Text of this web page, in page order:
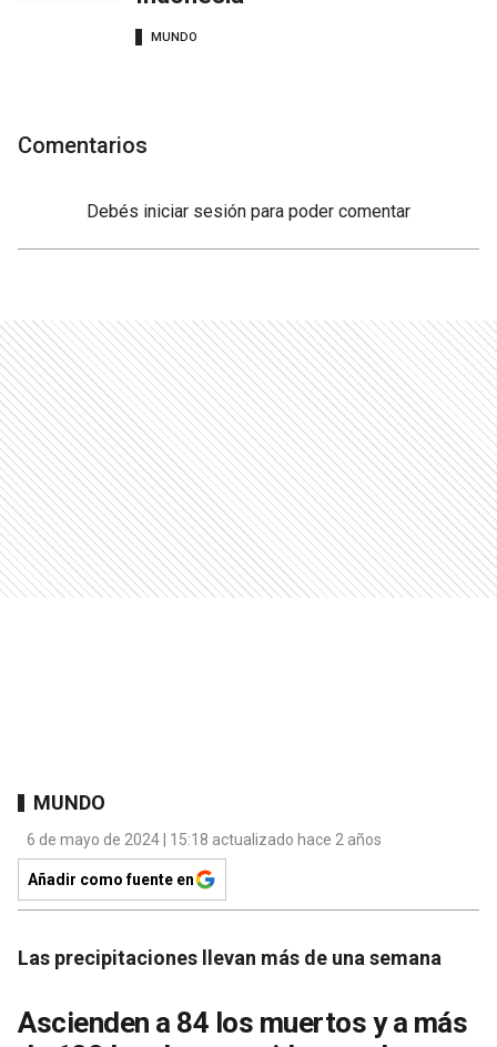
MUNDO
Comentarios
Debés iniciar sesión para poder comentar
MUNDO
6 de mayo de 2024 | 15:18 actualizado hace 2 años
Añadir como fuente en
Las precipitaciones llevan más de una semana
Ascienden a 84 los muertos y a más